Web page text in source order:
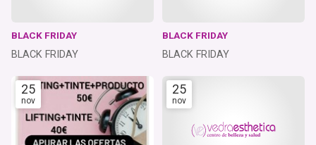
BLACK FRIDAY
BLACK FRIDAY
BLACK FRIDAY
BLACK FRIDAY
25
nov
25
nov